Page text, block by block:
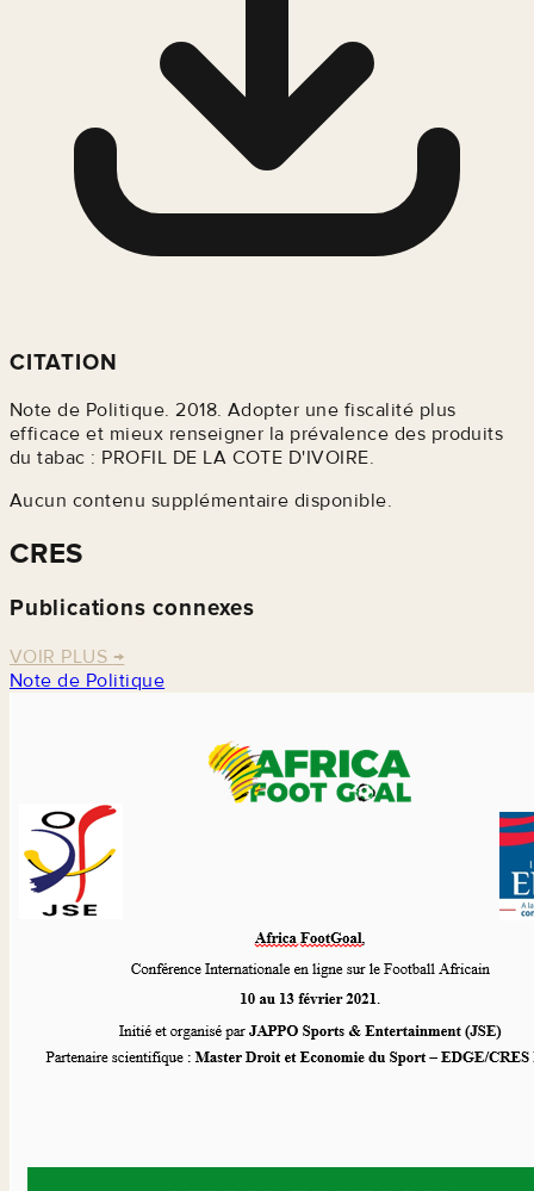
CITATION
Note de Politique. 2018. Adopter une fiscalité plus
efficace et mieux renseigner la prévalence des produits
du tabac : PROFIL DE LA COTE D'IVOIRE.
Aucun contenu supplémentaire disponible.
CRES
Publications connexes
VOIR PLUS →
Note de Politique